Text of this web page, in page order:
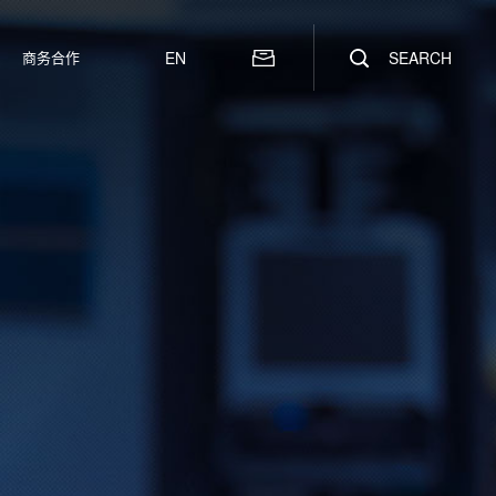
商务合作 SEARCH
EN